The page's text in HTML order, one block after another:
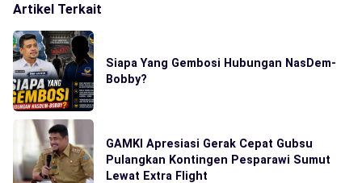
Artikel Terkait
Siapa Yang Gembosi Hubungan NasDem-
Bobby?
GAMKI Apresiasi Gerak Cepat Gubsu
Pulangkan Kontingen Pesparawi Sumut
Lewat Extra Flight